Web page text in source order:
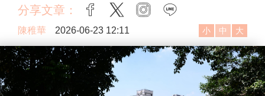
分享文章： facebook
twitter instagram
陳稚華 2026-06-23 12:11 小 中 大